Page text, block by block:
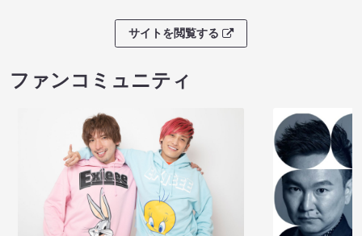
サイトを閲覧する
ファンコミュニティ